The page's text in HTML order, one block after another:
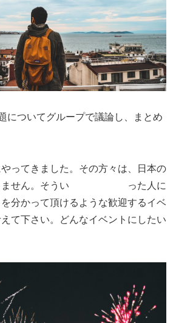
についてグループで議論し、まとめ
やってきました。その方々は、日本の
りません。そうい った人に
分かって頂けるような歓迎するイベ
て下さい。どんなイベントにしたい